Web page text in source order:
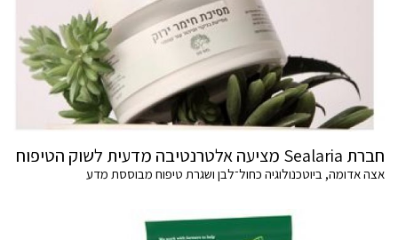
חברת Sealaria מציעה אלטרנטיבה מדעית לשוק הטיפוח
אצה אדומה, ביוטכנולוגיה כחול־לבן ושגרת טיפוח מבוססת מדע